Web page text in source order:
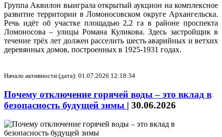
Группа Аквилон выиграла открытый аукцион на комплексное
развитие территории в Ломоносовском округе Архангельска.
Речь идёт об участке площадью 2,2 га в районе проспекта
Ломоносова – улицы Романа Куликова. Здесь застройщик в
течение трёх лет должен расселить шесть аварийных и ветхих
деревянных домов, построенных в 1925-1931 годах.
Начало активности (дата): 01.07.2026 12:18:34
Почему отключение горячей воды – это вклад в
безопасность будущей зимы | 30.06.2026